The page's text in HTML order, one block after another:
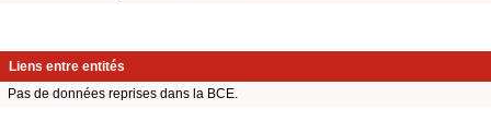
Liens entre entités
Pas de données reprises dans la BCE.